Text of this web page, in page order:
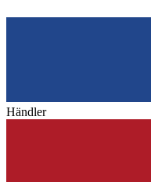
Händler